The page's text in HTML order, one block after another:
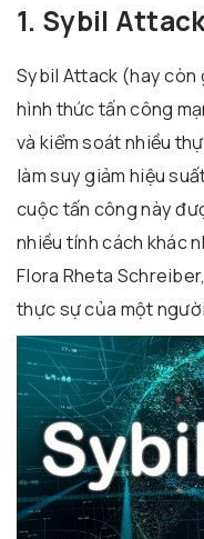
1. Sybil
Sybil Attack (hay còn
hình thức tấn công
và kiểm soát nhiều
làm suy giảm hiệu
cuộc tấn công này
nhiều tính cách khác
Flora Rheta
thực sự của một